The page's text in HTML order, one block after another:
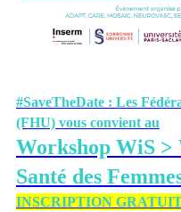
#SaveTheDate : Les
(FHU) vous convient au
Workshop WiS >
Santé des
INSCRIPTION